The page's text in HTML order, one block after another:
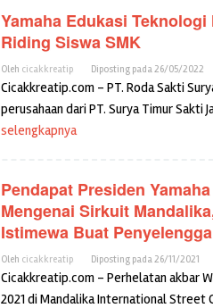
Yamaha Edukasi
Riding Siswa SMK
Oleh cicakkreatip Diposting pada26/05/2022
Cicakkreatip.com – PT. Roda Sakti
perusahaan dari PT. Surya Timur Sakti
selengkapnya
Pendapat Presiden
Mengenai Sirkuit
Istimewa Buat
Oleh cicakkreatip Diposting pada26/11/2021
Cicakkreatip.com – Perhelatan akbar
2021 di Mandalika International Street